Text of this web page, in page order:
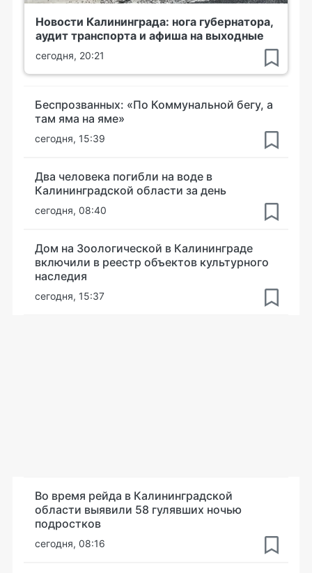
Новости Калининграда: нога губернатора,
аудит транспорта и афиша на выходные
сегодня, 20:21
Беспрозванных: «По Коммунальной бегу, а
там яма на яме»
сегодня, 15:39
Два человека погибли на воде в
Калининградской области за день
сегодня, 08:40
Дом на Зоологической в Калининграде
включили в реестр объектов культурного
наследия
сегодня, 15:37
Во время рейда в Калининградской
области выявили 58 гулявших ночью
подростков
сегодня, 08:16